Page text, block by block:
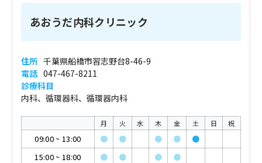
あおうだ内科クリニック
住所 千葉県船橋市習志野台8-46-9
電話 047-467-8211
診療科目
内科、循環器科、循環器内科
月 火 水 木 金 土 日 祝
09:00~ 13:00 ● ● ● ●
●
15:00~ 18:00 ● ● ● ●